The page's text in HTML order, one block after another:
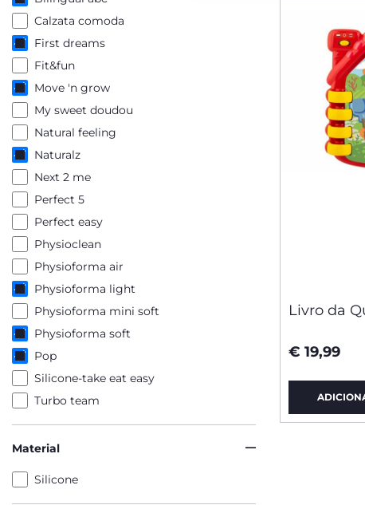
Calzata comoda
First dreams
Fit&fun
Move 'n grow
My sweet doudou
Natural feeling
Naturalz
Next 2 me
Perfect 5
Perfect easy
Physioclean
Physioforma air
Physioforma light
Physioforma mini soft
Physioforma soft
Pop
Silicone-take eat easy
Turbo team
Material
Silicone
Livro da
€ 19,99